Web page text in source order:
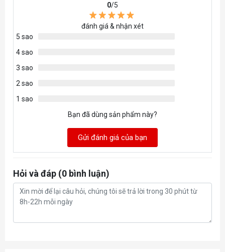
0/5
đánh giá & nhận xét
5 sao
4 sao
3 sao
2 sao
1 sao
Bạn đã dùng sản phẩm này?
Gửi đánh giá của bạn
Hỏi và đáp (0 bình luận)